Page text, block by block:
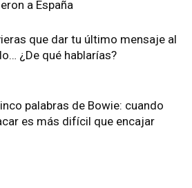
a España
que dar tu último mensaje al
¿De qué hablarías?
palabras de Bowie: cuando
es más difícil que encajar